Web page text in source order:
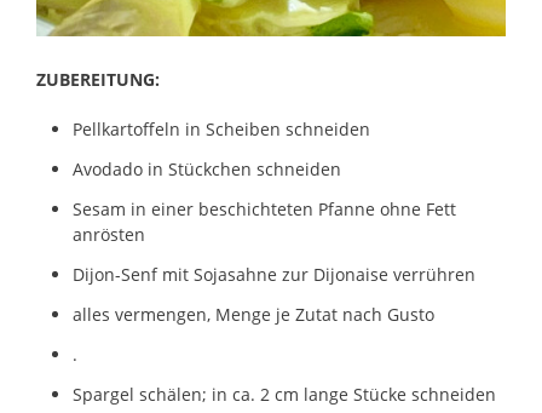
ZUBEREITUNG:
Pellkartoffeln in Scheiben schneiden
Avodado in Stückchen schneiden
Sesam in einer beschichteten Pfanne ohne Fett
anrösten
Dijon-Senf mit Sojasahne zur Dijonaise verrühren
alles vermengen, Menge je Zutat nach Gusto
.
Spargel schälen; in ca. 2 cm lange Stücke schneiden